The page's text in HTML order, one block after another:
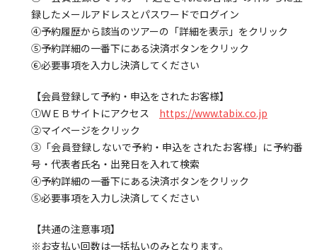
録したメールアドレスとパスワードでログイン
④予約履歴から該当のツアーの「詳細を表示」をクリック
⑤予約詳細の一番下にある決済ボタンをクリック
⑥必要事項を入力し決済してください
【会員登録して予約・申込をされたお客様】
①ＷＥＢサイトにアクセス https://www.tabix.co.jp
②マイページをクリック
③「会員登録しないで予約・申込をされたお客様」に予約番
号・代表者氏名・出発日を入れて検索
④予約詳細の一番下にある決済ボタンをクリック
⑤必要事項を入力し決済してください
【共通の注意事項】
※お支払い回数は一括払いのみとなります。